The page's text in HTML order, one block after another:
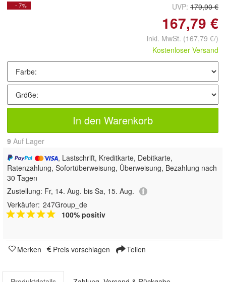
- 7% UVP: 179,90 €
167,79 €
inkl. MwSt. (167,79 €/)
Kostenloser Versand
In den Warenkorb
9 Auf Lager
, Lastschrift, Kreditkarte, Debitkarte,
Ratenzahlung, Sofortüberweisung, Überweisung, Bezahlung nach
30 Tagen
Zustellung: Fr, 14. Aug. bis Sa, 15. Aug.
Verkäufer: 247Group_de
100% positiv
Merken Preis vorschlagen Teilen